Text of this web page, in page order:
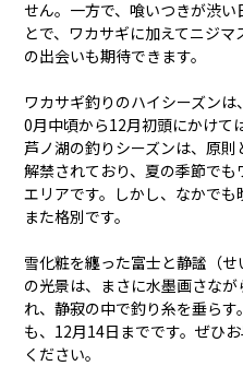
せん。一方で、喰いつきが渋
とで、ワカサギに加えてニジ
の出会いも期待できます。
ワカサギ釣りのハイシーズン
0月中頃から12月初頭にかけて
芦ノ湖の釣りシーズンは、原
解禁されており、夏の季節で
エリアです。しかし、なかでも
また格別です。
雪化粧を纏った富士と静謐（
の光景は、まさに水墨画さな
れ、静寂の中で釣り糸を垂ら
も、12月14日までです。ぜひ
ください。